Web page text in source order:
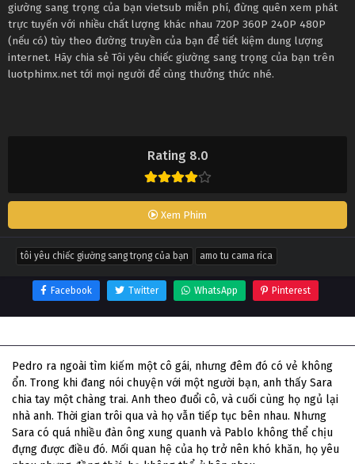
Rating 8.0
Xem Phim
giường sang trọng của bạn vietsub miễn phí, đừng quên xem phát
trực tuyến với nhiều chất lượng khác nhau 720P 360P 240P 480P
(nếu có) tùy theo đường truyền của bạn để tiết kiệm dung lượng
internet. Hãy chia sẻ Tôi yêu chiếc giường sang trọng của bạn trên
luotphimx.net tới mọi người để cùng thưởng thức nhé.
tôi yêu chiếc giường sang trọng của bạn amo tu cama rica
Facebook Twitter WhatsApp Pinterest
Pedro ra ngoài tìm kiếm một cô gái, nhưng đêm đó có vẻ không
ổn. Trong khi đang nói chuyện với một người bạn, anh thấy Sara
chia tay một chàng trai. Anh theo đuổi cô, và cuối cùng họ ngủ lại
nhà anh. Thời gian trôi qua và họ vẫn tiếp tục bên nhau. Nhưng
Sara có quá nhiều đàn ông xung quanh và Pablo không thể chịu
đựng được điều đó. Mối quan hệ của họ trở nên khó khăn, họ yêu